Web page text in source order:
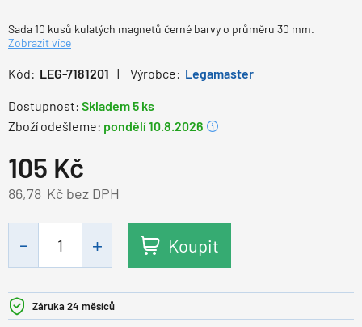
Sada 10 kusů kulatých magnetů černé barvy o průměru 30 mm.
Zobrazit více
Kód: LEG-7181201 Výrobce: Legamaster
Dostupnost: Skladem 5 ks
Zboží odešleme: pondělí 10.8.2026
105 Kč
Kč bez DPH
86,78
Koupit
Záruka 24 měsíců